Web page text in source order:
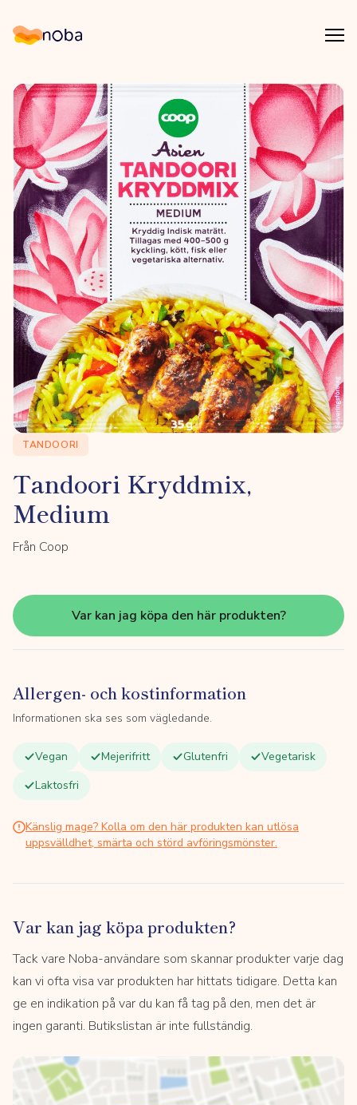
Noba
TANDOORI
Tandoori Kryddmix,
Medium
Från Coop
Var kan jag köpa den här produkten?
Allergen- och kostinformation
Informationen ska ses som vägledande.
Vegan Mejerifritt Glutenfri
Vegetarisk
Laktosfri
Känslig mage? Kolla om den här produkten kan utlösa
uppsvälldhet, smärta och störd avföringsmönster.
Var kan jag köpa produkten?
Tack vare Noba-användare som skannar produkter varje dag
kan vi ofta visa var produkten har hittats tidigare. Detta kan
ge en indikation på var du kan få tag på den, men det är
ingen garanti. Butikslistan är inte fullständig.